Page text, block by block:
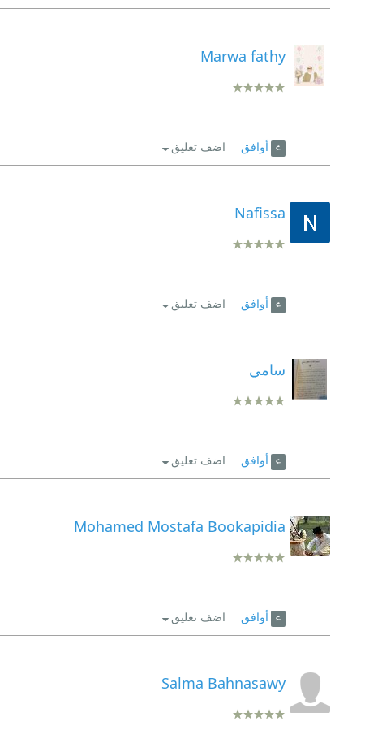
Marwa fathy
أوافق اضف تعليق
Nafissa
أوافق اضف تعليق
سامي
أوافق اضف تعليق
Mohamed Mostafa Bookapidia
أوافق اضف تعليق
Salma Bahnasawy